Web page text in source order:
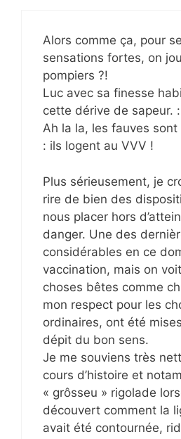
Alors comme ça, pour
sensations fortes, on
pompiers ?!
Luc avec sa finesse
cette dérive de sapeur.
Ah la la, les fauves
: ils logent au VVV !
Plus sérieusement, je
rire de bien des
nous placer hors
danger. Une des
considérables en ce
vaccination, mais on
choses bêtes comme
mon respect pour les
ordinaires, ont été
dépit du bon sens.
Je me souviens très
cours d’histoire et
« grôsseu » rigolade
découvert comment la
avait été contournée,